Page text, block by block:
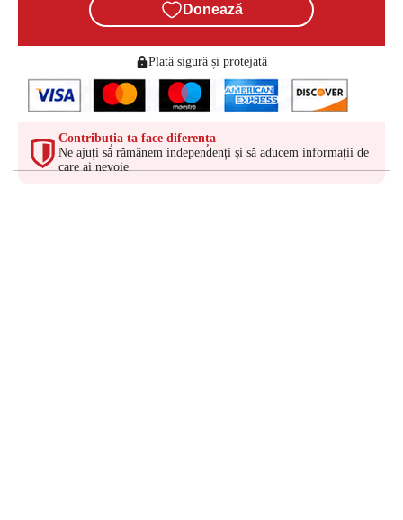
Donează
Plată sigură și protejată
Contribuția ta face diferența
Ne ajuți să rămânem independenți și să aducem informații de
care ai nevoie